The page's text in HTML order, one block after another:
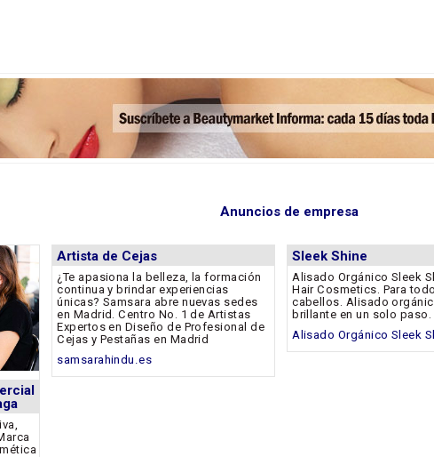
Anuncios de empresa
Artista de Cejas
¿Te apasiona la belleza, la formación
continua y brindar experiencias
únicas? Samsara abre nuevas sedes
en Madrid. Centro No. 1 de Artistas
Expertos en Diseño de Profesional de
Cejas y Pestañas en Madrid
samsarahindu.es
Sleek Shine
Alisado Orgánico Sleek
Hair Cosmetics. Para
cabellos. Alisado
brillante en un solo paso.
Alisado Orgánico Sleek